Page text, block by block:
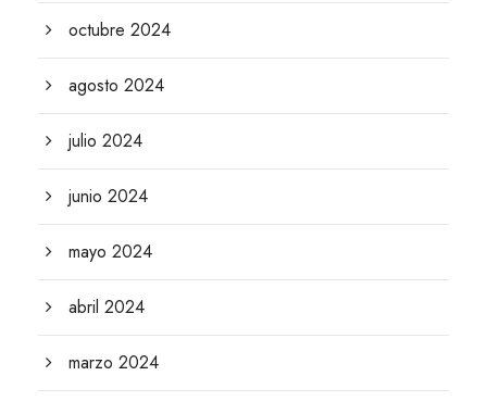
octubre 2024
agosto 2024
julio 2024
junio 2024
mayo 2024
abril 2024
marzo 2024